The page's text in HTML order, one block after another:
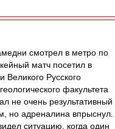
смотрел в метро по
матч посетил в
Великого Русского
факультета
не очень результативный
но адреналина впрыснул.
ситуацию, когда один